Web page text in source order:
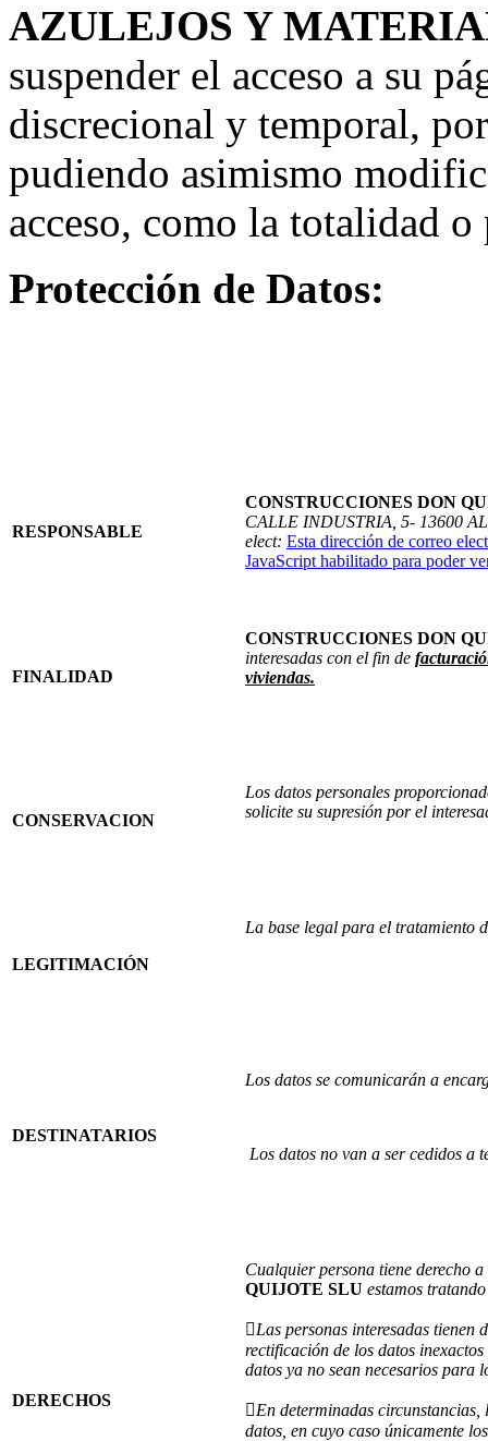
AZULEJOS Y
suspender el acceso a su
discrecional y temporal,
pudiendo asimismo
acceso, como la totalidad
Protección de Datos:
RESPONSABLE
CONSTRUCCIONES DON
CALLE INDUSTRIA, 5- 13600
elect: Esta dirección de correo
JavaScript habilitado para poder
FINALIDAD
CONSTRUCCIONES DON
interesadas con el fin de
viviendas.
CONSERVACION
Los datos personales
solicite su supresión por el
LEGITIMACIÓN
La base legal para el tratamiento
DESTINATARIOS
Los datos se comunicarán a
Los datos no van a ser cedidos a
DERECHOS
Cualquier persona tiene derecho
QUIJOTE SLU estamos
Las personas interesadas tienen
rectificación de los datos
datos ya no sean necesarios para
En determinadas
datos, en cuyo caso únicamente